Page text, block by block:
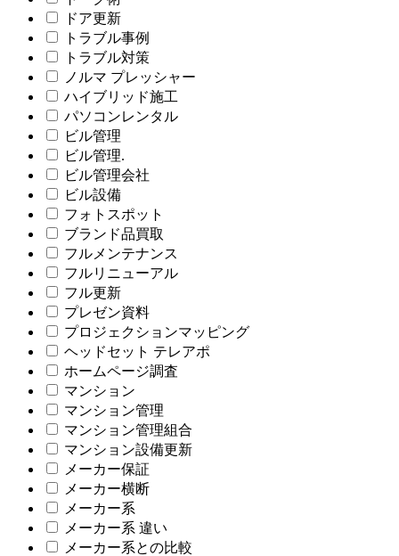
ドア更新
トラブル事例
トラブル対策
ノルマ プレッシャー
ハイブリッド施工
パソコンレンタル
ビル管理
ビル管理.
ビル管理会社
ビル設備
フォトスポット
ブランド品買取
フルメンテナンス
フルリニューアル
フル更新
プレゼン資料
プロジェクションマッピング
ヘッドセット テレアポ
ホームページ調査
マンション
マンション管理
マンション管理組合
マンション設備更新
メーカー保証
メーカー横断
メーカー系
メーカー系 違い
メーカー系との比較